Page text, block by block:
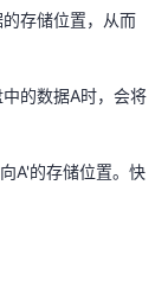
存储位置，从而
的数据A时，会将
A'的存储位置。快